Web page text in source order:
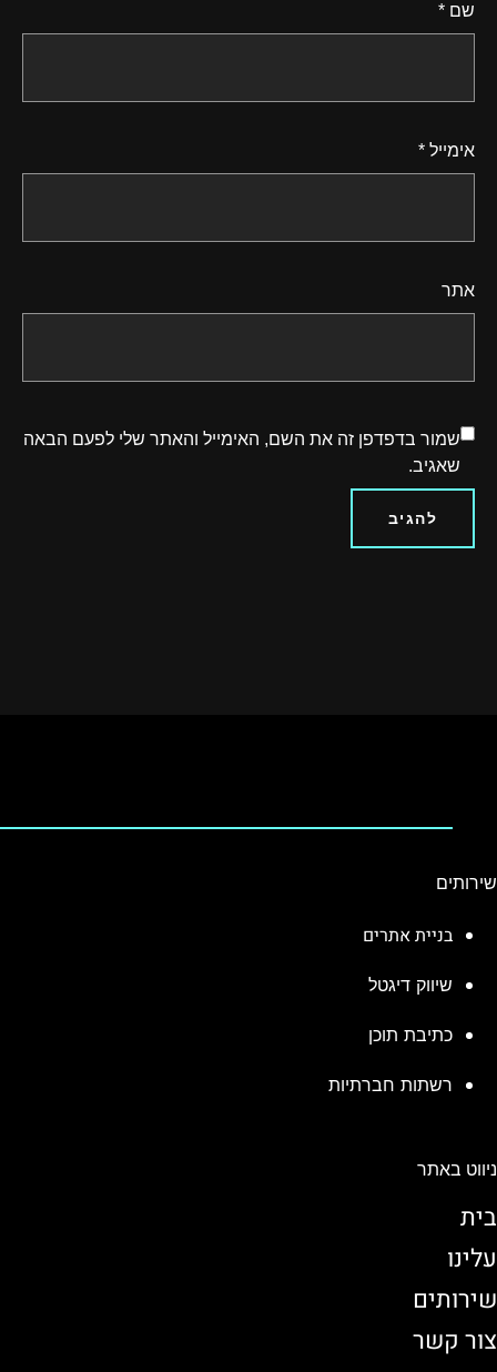
שם *
אימייל *
אתר
שמור בדפדפן זה את השם, האימייל והאתר שלי לפעם הבאה
שאגיב.
שירותים
בניית אתרים
שיווק דיגטל
כתיבת תוכן
רשתות חברתיות
ניווט באתר
בית
עלינו
שירותים
צור קשר